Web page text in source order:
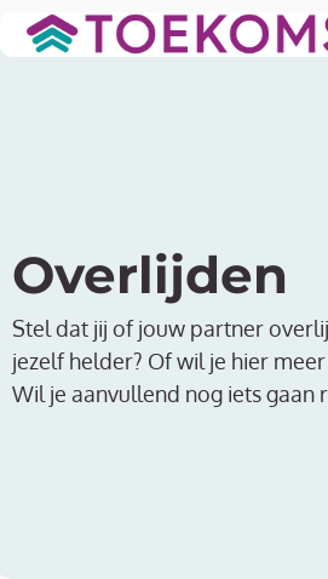
Overlijden
Stel dat jij of jouw partner
jezelf helder? Of wil je hier
Wil je aanvullend nog iets gaan